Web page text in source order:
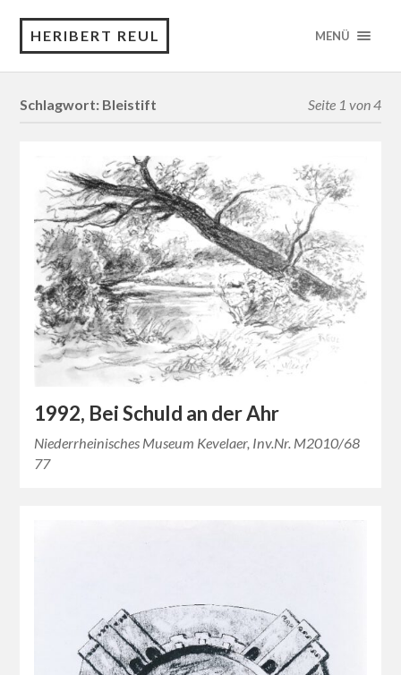
HERIBERT REUL MENÜ
Schlagwort: Bleistift Seite 1 von 4
1992, Bei Schuld an der Ahr
Niederrheinisches Museum Kevelaer, Inv.Nr. M2010/68
77